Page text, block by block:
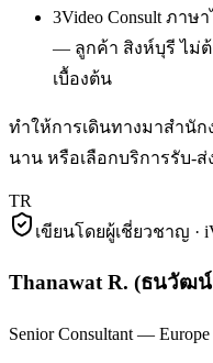
3Video Consult ภาษ
— ลูกค้า สิงห์บุรี ไม่ต้
เบื้องต้น
ทำให้การเดินทางมาสำนัก
นาน หรือเลือกบริการรับ-
TR
เขียนโดยผู้เชี่ยวชาญ ·
Thanawat R. (ธนวัฒน์
Senior Consultant —